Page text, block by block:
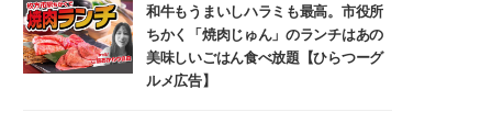
和牛もうまいしハラミも最高。市役所
ちかく「焼肉じゅん」のランチはあの
美味しいごはん食べ放題【ひらつーグ
ルメ広告】